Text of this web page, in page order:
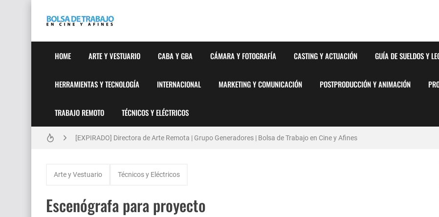
HOME ARTE Y VESTUARIO CABA Y GBA CÁMARA Y FOTOGRAFÍA CASTING Y ACTUACIÓN GUÍA DE SUELDOS Y
HERRAMIENTAS Y TECNOLOGÍA INTERNACIONAL MARKETING Y COMUNICACIÓN POSTPRODUCCIÓN Y ANIMACIÓN
TRABAJO REMOTO TÉCNICOS Y ELÉCTRICOS
Técnicas de Organización del Día Laboral
[EXPIRADO] Directora de Arte Remota | Grupo Generadores | Bolsa de Trabajo en Cine y Afines
[EXPIRADO] Productor BTL | Feedback Group | Bolsa de Trabajo en Cine y Afines
Arte y Vestuario Técnicos y Eléctricos
Escenógrafa para proyecto